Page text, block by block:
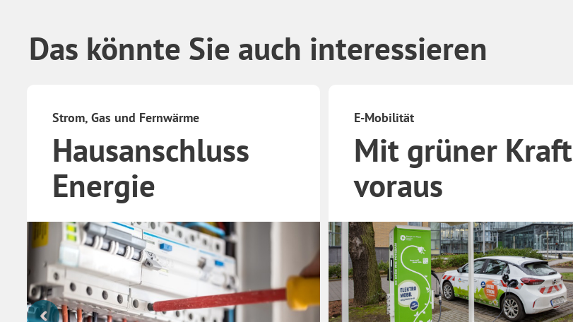
Das könnte Sie auch interessieren
Strom, Gas und Fernwärme
Hausanschluss
Energie
E-Mobilität
Mit grüner Kraft
voraus